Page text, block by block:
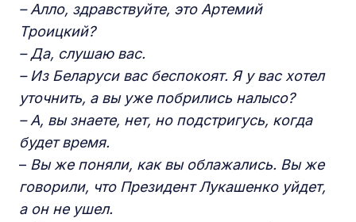
– Алло, здравствуйте, это Артемий
Троицкий?
– Да, слушаю вас.
– Из Беларуси вас беспокоят. Я у вас хотел
уточнить, а вы уже побрились налысо?
– А, вы знаете, нет, но подстригусь, когда
будет время.
– Вы же поняли, как вы облажались. Вы же
говорили, что Президент Лукашенко уйдет,
а он не ушел.